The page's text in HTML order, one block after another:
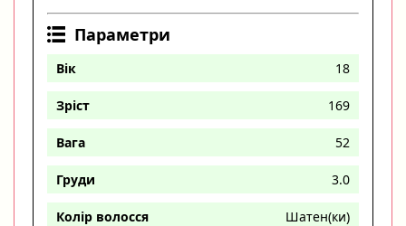
Параметри
Вік 18
Зріст 169
Вага 52
Груди 3.0
Колір волосся Шатен(ки)